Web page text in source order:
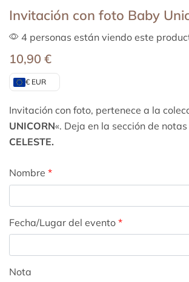
Invitación con foto Baby
4 personas están viendo este
10,90 €
€ EUR
Invitación con foto, pertenece a la
UNICORN«. Deja en la sección de
CELESTE.
Nombre *
Fecha/Lugar del evento *
Nota